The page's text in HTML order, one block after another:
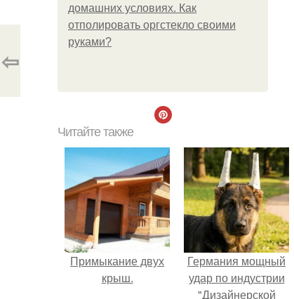
домашних условиях. Как
отполировать оргстекло своими
руками?
⇦
Читайте также
Примыкание двух
крыш.
Германия мощный
удар по индустрии
"Дизайнерской